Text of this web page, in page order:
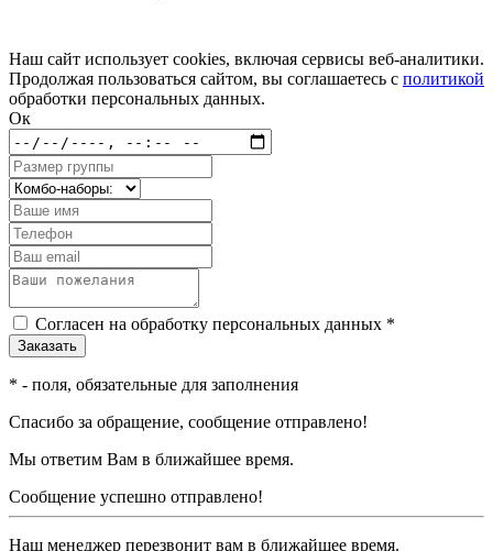
Наш сайт использует cookies, включая сервисы веб-аналитики.
Продолжая пользоваться сайтом, вы соглашаетесь с политикой
обработки персональных данных.
Ок
Согласен на обработку персональных данных *
* - поля, обязательные для заполнения
Спасибо за обращение, сообщение отправлено!
Мы ответим Вам в ближайшее время.
Сообщение успешно отправлено!
Наш менеджер перезвонит вам в ближайшее время.